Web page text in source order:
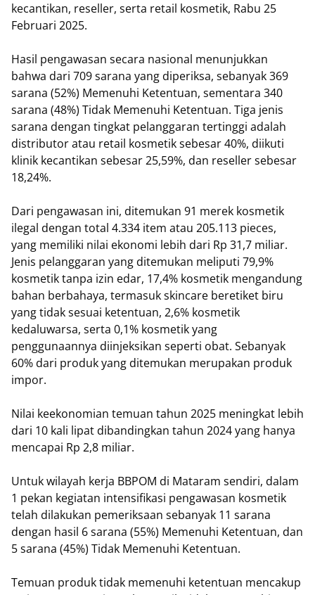
kecantikan, reseller, serta retail kosmetik, Rabu 25
Februari 2025.
Hasil pengawasan secara nasional menunjukkan
bahwa dari 709 sarana yang diperiksa, sebanyak 369
sarana (52%) Memenuhi Ketentuan, sementara 340
sarana (48%) Tidak Memenuhi Ketentuan. Tiga jenis
sarana dengan tingkat pelanggaran tertinggi adalah
distributor atau retail kosmetik sebesar 40%, diikuti
klinik kecantikan sebesar 25,59%, dan reseller sebesar
18,24%.
Dari pengawasan ini, ditemukan 91 merek kosmetik
ilegal dengan total 4.334 item atau 205.113 pieces,
yang memiliki nilai ekonomi lebih dari Rp 31,7 miliar.
Jenis pelanggaran yang ditemukan meliputi 79,9%
kosmetik tanpa izin edar, 17,4% kosmetik mengandung
bahan berbahaya, termasuk skincare beretiket biru
yang tidak sesuai ketentuan, 2,6% kosmetik
kedaluwarsa, serta 0,1% kosmetik yang
penggunaannya diinjeksikan seperti obat. Sebanyak
60% dari produk yang ditemukan merupakan produk
impor.
Nilai keekonomian temuan tahun 2025 meningkat lebih
dari 10 kali lipat dibandingkan tahun 2024 yang hanya
mencapai Rp 2,8 miliar.
Untuk wilayah kerja BBPOM di Mataram sendiri, dalam
1 pekan kegiatan intensifikasi pengawasan kosmetik
telah dilakukan pemeriksaan sebanyak 11 sarana
dengan hasil 6 sarana (55%) Memenuhi Ketentuan, dan
5 sarana (45%) Tidak Memenuhi Ketentuan.
Temuan produk tidak memenuhi ketentuan mencakup